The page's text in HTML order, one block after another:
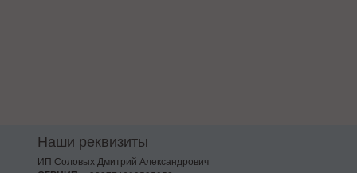
Наши реквизиты
ИП Соловых Дмитрий Александрович